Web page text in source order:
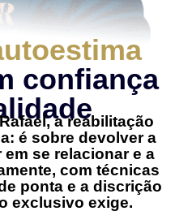
confiança
a reabilitação
é sobre devolver a
se relacionar e a
com técnicas
ponta e a discrição
exclusivo exige.